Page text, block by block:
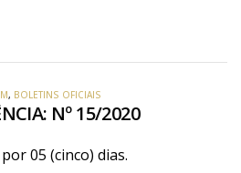
, BOLETINS OFICIAIS
Nº 15/2020
05 (cinco) dias.